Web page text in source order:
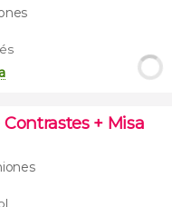
+ Misa